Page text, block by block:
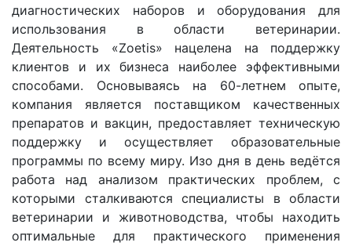
диагностических наборов и оборудования для
использования в области ветеринарии.
Деятельность «Zoetis» нацелена на поддержку
клиентов и их бизнеса наиболее эффективными
способами. Основываясь на 60-летнем опыте,
компания является поставщиком качественных
препаратов и вакцин, предоставляет техническую
поддержку и осуществляет образовательные
программы по всему миру. Изо дня в день ведётся
работа над анализом практических проблем, с
которыми сталкиваются специалисты в области
ветеринарии и животноводства, чтобы находить
оптимальные для практического применения